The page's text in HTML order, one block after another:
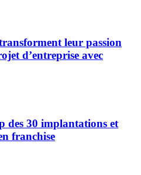
leur passion
d’entreprise avec
des 30 implantations et
franchise